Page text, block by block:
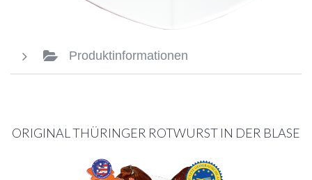
Produktinformationen
ORIGINAL THÜRINGER ROTWURST IN DER BLASE